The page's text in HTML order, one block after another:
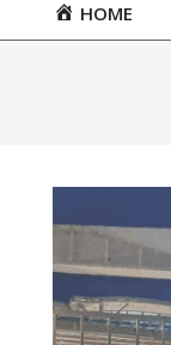
PrimaryHOME